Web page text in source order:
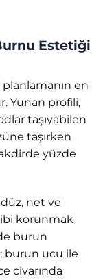
Estetiği
planlamanın en
Yunan profili,
taşıyabilen
taşırken
yüzde
net ve
korunmak
burun
burun ucu ile
civarında